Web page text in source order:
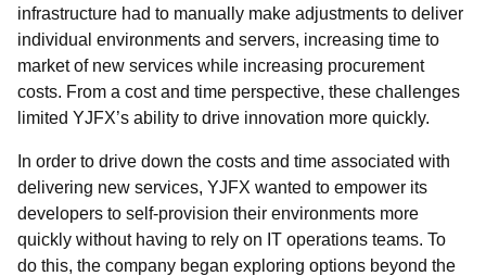
infrastructure had to manually make adjustments to deliver
individual environments and servers, increasing time to
market of new services while increasing procurement
costs. From a cost and time perspective, these challenges
limited YJFX’s ability to drive innovation more quickly.
In order to drive down the costs and time associated with
delivering new services, YJFX wanted to empower its
developers to self-provision their environments more
quickly without having to rely on IT operations teams. To
do this, the company began exploring options beyond the